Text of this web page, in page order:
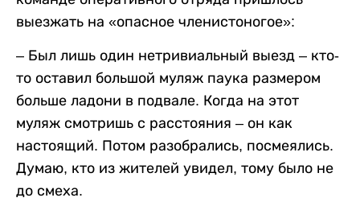
выезжать на «опасное членистоногое»:
– Был лишь один нетривиальный выезд – кто-
то оставил большой муляж паука размером
больше ладони в подвале. Когда на этот
муляж смотришь с расстояния – он как
настоящий. Потом разобрались, посмеялись.
Думаю, кто из жителей увидел, тому было не
до смеха.